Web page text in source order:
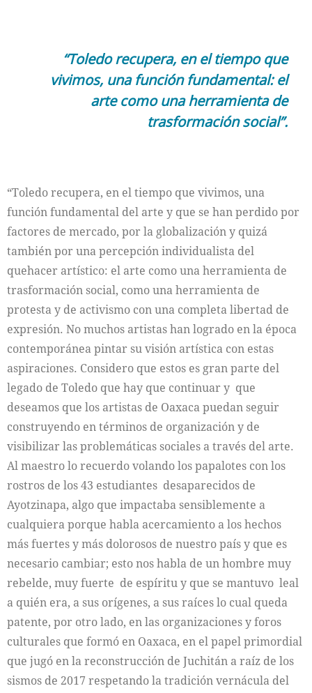
“Toledo recupera, en el tiempo que
vivimos, una función fundamental: el
arte como una herramienta de
trasformación social”.
“Toledo recupera, en el tiempo que vivimos, una
función fundamental del arte y que se han perdido por
factores de mercado, por la globalización y quizá
también por una percepción individualista del
quehacer artístico: el arte como una herramienta de
trasformación social, como una herramienta de
protesta y de activismo con una completa libertad de
expresión. No muchos artistas han logrado en la época
contemporánea pintar su visión artística con estas
aspiraciones. Considero que estos es gran parte del
legado de Toledo que hay que continuar y que
deseamos que los artistas de Oaxaca puedan seguir
construyendo en términos de organización y de
visibilizar las problemáticas sociales a través del arte.
Al maestro lo recuerdo volando los papalotes con los
rostros de los 43 estudiantes desaparecidos de
Ayotzinapa, algo que impactaba sensiblemente a
cualquiera porque habla acercamiento a los hechos
más fuertes y más dolorosos de nuestro país y que es
necesario cambiar; esto nos habla de un hombre muy
rebelde, muy fuerte de espíritu y que se mantuvo leal
a quién era, a sus orígenes, a sus raíces lo cual queda
patente, por otro lado, en las organizaciones y foros
culturales que formó en Oaxaca, en el papel primordial
que jugó en la reconstrucción de Juchitán a raíz de los
sismos de 2017 respetando la tradición vernácula del